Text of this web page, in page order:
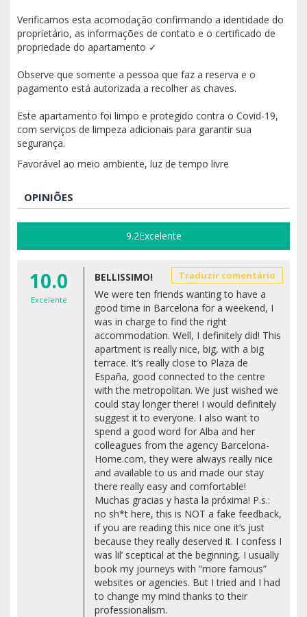
Verificamos esta acomodação confirmando a identidade do
proprietário, as informações de contato e o certificado de
propriedade do apartamento ✓
Observe que somente a pessoa que faz a reserva e o
pagamento está autorizada a recolher as chaves.
Este apartamento foi limpo e protegido contra o Covid-19,
com serviços de limpeza adicionais para garantir sua
segurança.
Favorável ao meio ambiente, luz de tempo livre
OPINIÕES
9.2Excelente
10.0
Excelente
BELLISSIMO! Traduzir comentário
We were ten friends wanting to have a
good time in Barcelona for a weekend, I
was in charge to find the right
accommodation. Well, I definitely did! This
apartment is really nice, big, with a big
terrace. It’s really close to Plaza de
España, good connected to the centre
with the metropolitan. We just wished we
could stay longer there! I would definitely
suggest it to everyone. I also want to
spend a good word for Alba and her
colleagues from the agency Barcelona-
Home.com, they were always really nice
and available to us and made our stay
there really easy and comfortable!
Muchas gracias y hasta la próxima! P.s.:
no sh*t here, this is NOT a fake feedback,
if you are reading this nice one it’s just
because they really deserved it. I confess I
was lil’ sceptical at the beginning, I usually
book my journeys with “more famous”
websites or agencies. But I tried and I had
to change my mind thanks to their
professionalism.